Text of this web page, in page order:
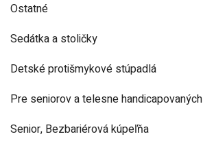
Ostatné
Sedátka a stoličky
Detské protišmykové stúpadlá
Pre seniorov a telesne handicapovaných
Senior, Bezbariérová kúpeľňa